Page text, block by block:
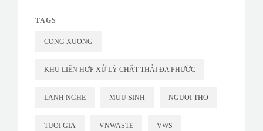
TAGS
CONG XUONG
KHU LIÊN HỢP XỬ LÝ CHẤT THẢI ĐA PHƯỚC
LANH NGHE MUU SINH NGUOI THO
TUOI GIA VNWASTE VWS